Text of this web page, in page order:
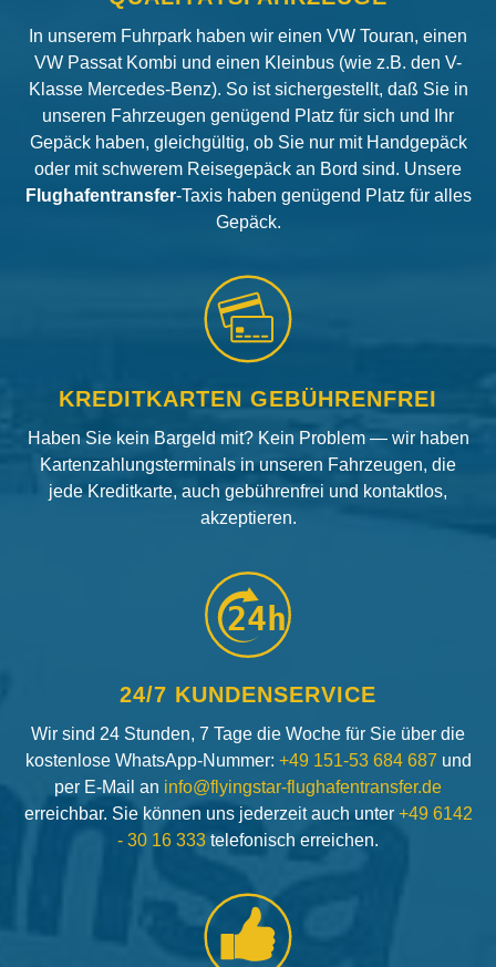
In unserem Fuhrpark haben wir einen VW Touran, einen
VW Passat Kombi und einen Kleinbus (wie z.B. den V-
Klasse Mercedes-Benz). So ist sichergestellt, daß Sie in
unseren Fahrzeugen genügend Platz für sich und Ihr
Gepäck haben, gleichgültig, ob Sie nur mit Handgepäck
oder mit schwerem Reisegepäck an Bord sind. Unsere
Flughafentransfer-Taxis haben genügend Platz für alles
Gepäck.
KREDITKARTEN GEBÜHRENFREI
Haben Sie kein Bargeld mit? Kein Problem — wir haben
Kartenzahlungsterminals in unseren Fahrzeugen, die
jede Kreditkarte, auch gebührenfrei und kontaktlos,
akzeptieren.
24h
24/7 KUNDENSERVICE
Wir sind 24 Stunden, 7 Tage die Woche für Sie über die
kostenlose WhatsApp-Nummer: +49 151-53 684 687 und
per E-Mail an info@flyingstar-flughafentransfer.de
erreichbar. Sie können uns jederzeit auch unter +49 6142
- 30 16 333 telefonisch erreichen.